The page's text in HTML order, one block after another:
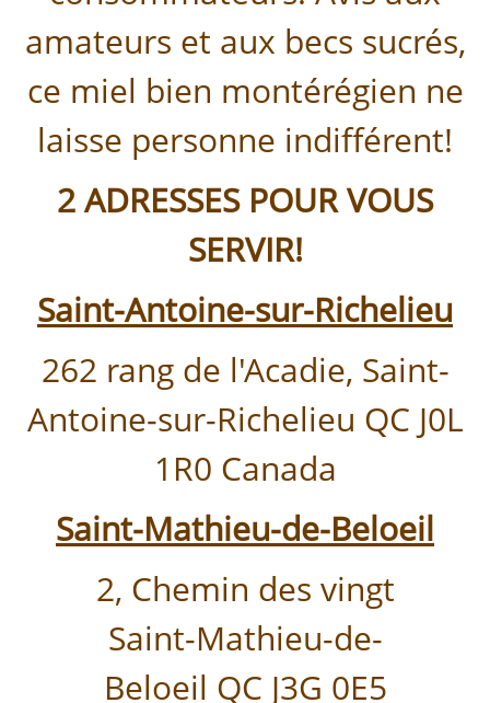
amateurs et aux becs sucrés,
ce miel bien montérégien ne
laisse personne indifférent!
2 ADRESSES POUR VOUS
SERVIR!
Saint-Antoine-sur-Richelieu
262 rang de l'Acadie, Saint-
Antoine-sur-Richelieu QC J0L
1R0 Canada
Saint-Mathieu-de-Beloeil
2, Chemin des vingt
Saint-Mathieu-de-
Beloeil QC J3G 0E5